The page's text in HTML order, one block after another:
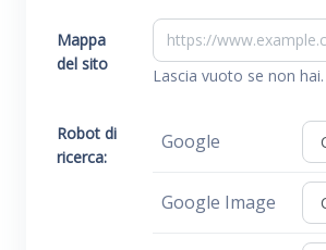
Mappa
del sito
Lascia vuoto se non hai.
Robot di
ricerca:
Google
Google Image